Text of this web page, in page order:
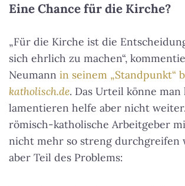
Eine Chance für die Kirche?
„Für die Kirche ist die
sich ehrlich zu machen“,
Neumann in seinem „Standpunkt“
katholisch.de. Das Urteil könne
lamentieren helfe aber nicht
römisch-katholische Arbeitgeber
nicht mehr so streng durchgreifen
aber Teil des Problems: